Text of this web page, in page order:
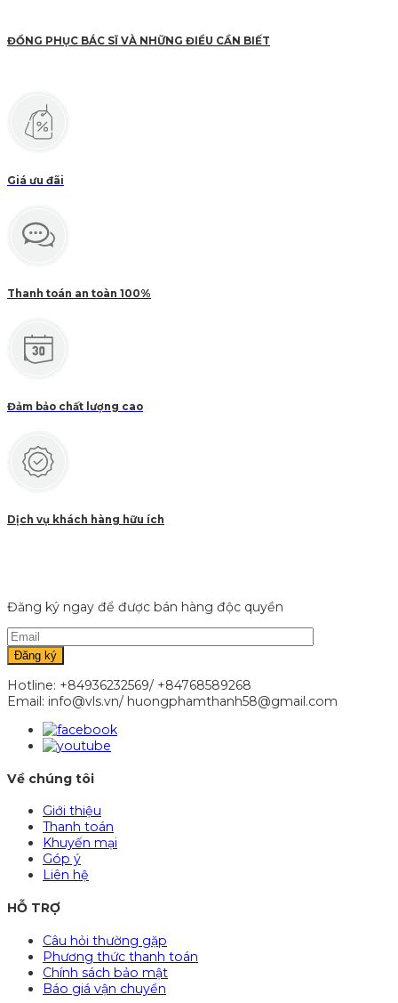
ĐỒNG PHỤC BÁC SĨ VÀ NHỮNG ĐIỀU CẦN BIẾT
Giá ưu đãi
Thanh toán an toàn 100%
Đảm bảo chất lượng cao
Dịch vụ khách hàng hữu ích
Đăng ký ngay để được bán hàng độc quyền
Hotline: +84936232569/ +84768589268
Email: info@vls.vn/ huongphamthanh58@gmail.com
Về chúng tôi
Giới thiệu
Thanh toán
Khuyến mại
Góp ý
Liên hệ
HỖ TRỢ
Câu hỏi thường gặp
Phương thức thanh toán
Chính sách bảo mật
Báo giá vận chuyển